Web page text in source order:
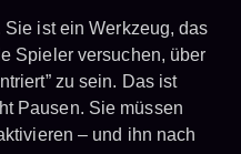
ist ein Werkzeug, das
Spieler versuchen, über
zu sein. Das ist
Pausen. Sie müssen
– und ihn nach